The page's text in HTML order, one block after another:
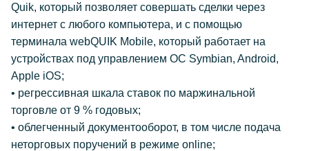
Quik, который позволяет совершать сделки через
интернет с любого компьютера, и с помощью
терминала webQUIK Mobile, который работает на
устройствах под управлением ОС Symbian, Android,
Apple iOS;
• регрессивная шкала ставок по маржинальной
торговле от 9 % годовых;
• облегченный документооборот, в том числе подача
неторговых поручений в режиме online;